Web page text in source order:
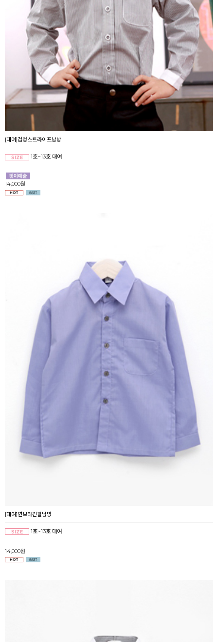
[대여]검정스트라이프남방
1호~13호 대여
14,000원
[대여]연보라긴팔남방
1호~13호 대여
14,000원